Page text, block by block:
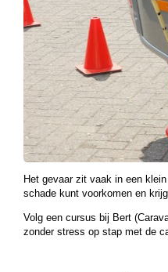
Het gevaar zit vaak in een
schade kunt voorkomen en
Volg een cursus bij Bert
zonder stress op stap met de